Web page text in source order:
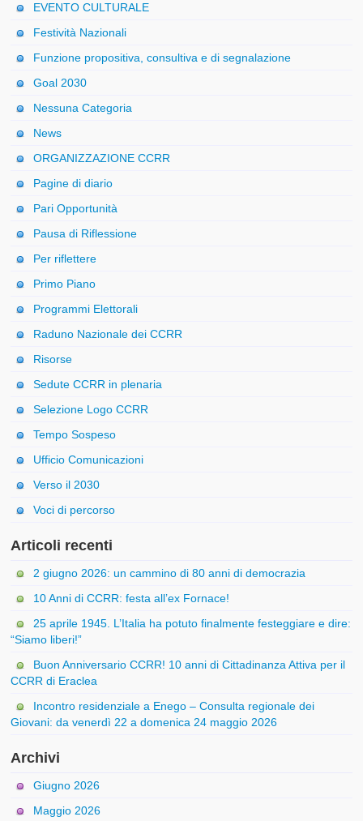
EVENTO CULTURALE
Festività Nazionali
Funzione propositiva, consultiva e di segnalazione
Goal 2030
Nessuna Categoria
News
ORGANIZZAZIONE CCRR
Pagine di diario
Pari Opportunità
Pausa di Riflessione
Per riflettere
Primo Piano
Programmi Elettorali
Raduno Nazionale dei CCRR
Risorse
Sedute CCRR in plenaria
Selezione Logo CCRR
Tempo Sospeso
Ufficio Comunicazioni
Verso il 2030
Voci di percorso
Articoli recenti
2 giugno 2026: un cammino di 80 anni di democrazia
10 Anni di CCRR: festa all’ex Fornace!
25 aprile 1945. L’Italia ha potuto finalmente festeggiare e dire:
“Siamo liberi!”
Buon Anniversario CCRR! 10 anni di Cittadinanza Attiva per il
CCRR di Eraclea
Incontro residenziale a Enego – Consulta regionale dei
Giovani: da venerdì 22 a domenica 24 maggio 2026
Archivi
Giugno 2026
Maggio 2026